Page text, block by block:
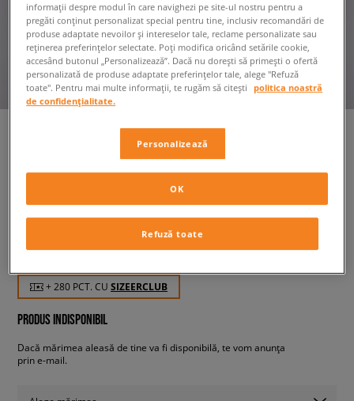
NIKE JACHETĂ W NSW
femei, geci
279,99 RON cu TVA
+ 280 PCT. CU SIZEERCLUB
PRODUS INDISPONIBIL
Dacă mărimea aleasă de tine va fi disponibilă, te vom anunța
prin e-mail.
informații despre modul în care navighezi pe site-ul nostru pentru a
pregăti conținut personalizat special pentru tine, inclusiv recomandări de
produse adaptate nevoilor și intereselor tale, reclame personalizate sau
reținerea preferințelor selectate. Poți modifica oricând setările cookie,
accesând butonul „Personalizează”. Dacă nu dorești să primești o ofertă
personalizată de produse adaptate preferințelor tale, alege "Refuză
toate". Pentru mai multe informații, te rugăm să citești
politica noastră
de confidențialitate.
Personalizează
Refuză toate
OK